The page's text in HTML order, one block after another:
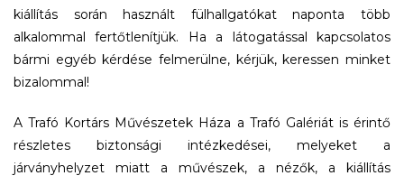
kiállítás során használt fülhallgatókat naponta több
alkalommal fertőtlenítjük. Ha a látogatással kapcsolatos
bármi egyéb kérdése felmerülne, kérjük, keressen minket
bizalommal!
A Trafó Kortárs Művészetek Háza a Trafó Galériát is érintő
részletes biztonsági intézkedései, melyeket a
járványhelyzet miatt a művészek, a nézők, a kiállítás